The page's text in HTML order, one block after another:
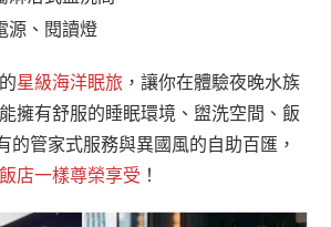
源、閱讀燈
星級海洋眠旅 ，讓你在體驗夜晚水族
擁有舒服的睡眠環境、盥洗空間、飯
的管家式服務與異國風的自助百匯，
店一樣尊榮享受 ！